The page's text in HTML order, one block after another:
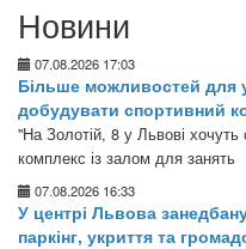
Новини
07.08.2026 17:03
Більше можливостей для
добудувати спортивний
"На Золотій, 8 у Львові
комплекс із залом для занять
07.08.2026 16:33
У центрі Львова
паркінг, укриття та